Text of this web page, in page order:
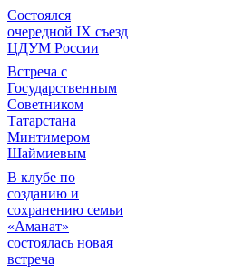
Состоялся
очередной IX съезд
ЦДУМ России
Встреча с
Государственным
Советником
Татарстана
Минтимером
Шаймиевым
В клубе по
созданию и
сохранению семьи
«Аманат»
состоялась новая
встреча